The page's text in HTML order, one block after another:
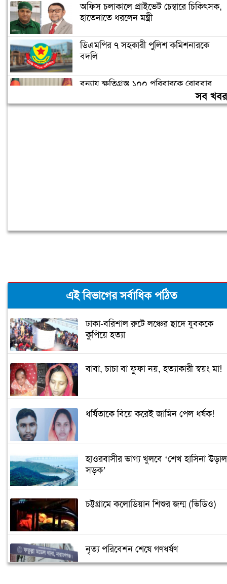
অফিস চলাকালে প্রাইভেট চেম্বারে চিকিৎসক,
হাতেনাতে ধরলেন মন্ত্রী
ডিএমপির ৭ সহকারী পুলিশ কমিশনারকে
বদলি
বন্যায় ক্ষতিগ্রস্ত ১০০ পরিবারকে রোববার
সব
এই বিভাগের সর্বাধিক পঠিত
ঢাকা-বরিশাল রুটে লঞ্চের ছাদে যুবককে
কুপিয়ে হত্যা
বাবা, চাচা বা ফুফা নয়, হত্যাকারী স্বয়ং মা!
ধর্ষিতাকে বিয়ে করেই জামিন পেল ধর্ষক!
হাওরবাসীর ভাগ্য খুলবে ‘শেখ হাসিনা উড়াল
সড়ক’
চট্টগ্রামে কলোডিয়ান শিশুর জন্ম (ভিডিও)
নৃত্য পরিবেশন শেষে গণধর্ষণ